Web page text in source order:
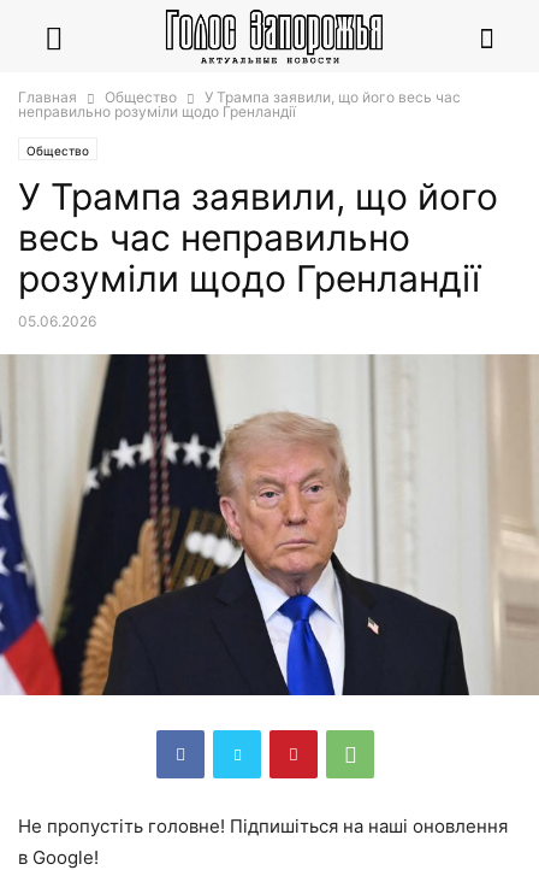
Главная Общество
У Трампа заявили, що його весь час
неправильно розуміли щодо Гренландії
Общество
У Трампа заявили, що його
весь час неправильно
розуміли щодо Гренландії
05.06.2026
Не пропустіть головне! Підпишіться на наші оновлення
в Google!